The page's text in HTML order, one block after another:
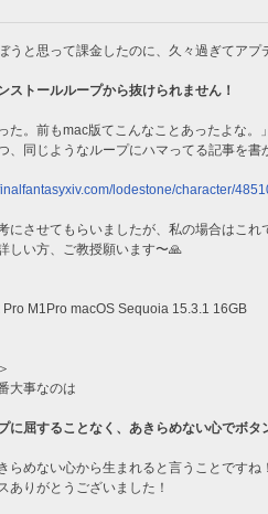
うと思って課金したのに、久々過ぎてア
ストールループから抜けられません！
た。前もmac版てこんなことあったよな。」
、同じようなループにハマってる記事を書
lodestone/character/
にさせてもらいましたが、私の場合はこれ
しい方、ご教授願います〜🙏
Pro M1Pro macOS Sequoia 15.3.1 16GB
大事なのは
に屈することなく、あきらめない心でボタ
らめない心から生まれると言うことですね！
ありがとうございました！